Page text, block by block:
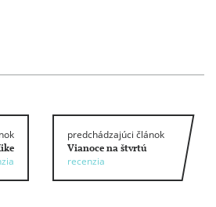
predchádzajúci článok
Vianoce na štvrtú
recenzia